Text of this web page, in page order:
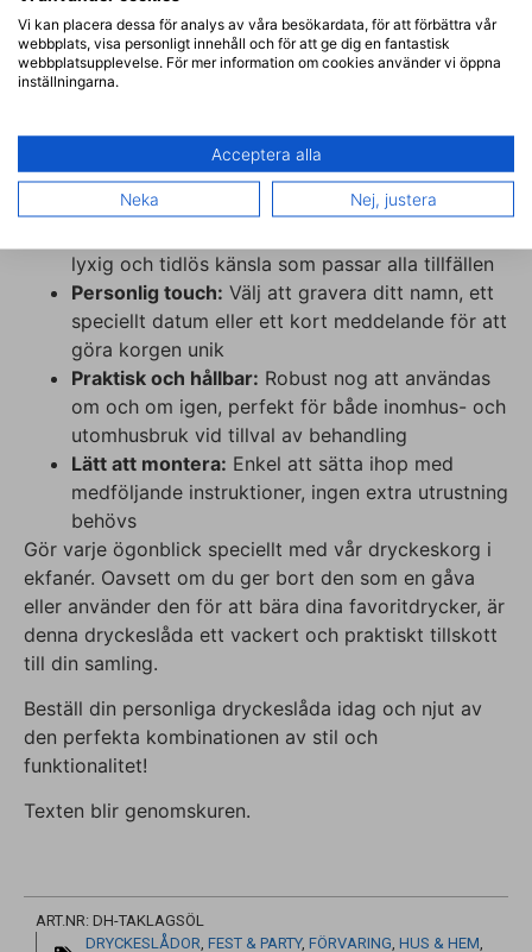
använda produkten utomhus så välj ovan
behandling.
Montering:
Funktioner:
lyxig och tidlös känsla som passar alla tillfällen
Personlig touch: Välj att gravera ditt namn, ett
speciellt datum eller ett kort meddelande för att
göra korgen unik
Praktisk och hållbar: Robust nog att användas
om och om igen, perfekt för både inomhus- och
utomhusbruk vid tillval av behandling
Lätt att montera: Enkel att sätta ihop med
medföljande instruktioner, ingen extra utrustning
behövs
Gör varje ögonblick speciellt med vår dryckeskorg i
ekfanér. Oavsett om du ger bort den som en gåva
eller använder den för att bära dina favoritdrycker, är
denna dryckeslåda ett vackert och praktiskt tillskott
till din samling.
Beställ din personliga dryckeslåda idag och njut av
den perfekta kombinationen av stil och
funktionalitet!
Texten blir genomskuren.
ART.NR: DH-TAKLAGSÖL
DRYCKESLÅDOR, FEST & PARTY, FÖRVARING, HUS & HEM,
Vi kan placera dessa för analys av våra besökardata, för att förbättra vår
webbplats, visa personligt innehåll och för att ge dig en fantastisk
webbplatsupplevelse. För mer information om cookies använder vi öppna
inställningarna.
Acceptera alla
Neka Nej, justera